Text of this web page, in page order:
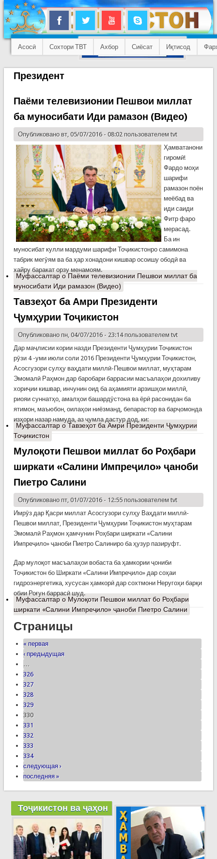
Асосӣ Сохтори ТВТ Ахбор Сиёсат Иқтисод
Президент
Паёми телевизионии Пешвои миллат
ба муносибати Иди рамазон (Видео)
Опубликовано вт, 05/07/2016 - 08:02 пользователем tvt
Ҳамватанони
гиромӣ!
Фардо моҳи
шарифи
рамазон поён
меёбад ва
иди саиди
Фитр фаро
мерасад.
Ба ин
муносибат кулли мардуми шарифи Тоҷикистонро самимона
табрик мегӯям ва ба ҳар хонадони кишвар осоишу ободӣ ва
хайру баракат орзу менамоям.
Муфассалтаро Паёми телевизионии Пешвои миллат ба
муносибати Иди рамазон (Видео)
Тавзеҳот ба Амри Президенти
Ҷумҳурии Тоҷикистон
Опубликовано пн, 04/07/2016 - 23:14 пользователем tvt
Дар маҷлисии кории назди Президенти Ҷумҳурии Тоҷикистон
рӯзи 4 -уми июли соли 2016 Президенти Ҷумҳурии Тоҷикистон,
Асосгузори сулҳу ваҳдати миллӣ-Пешвои миллат, муҳтарам
Эмомалӣ Раҳмон дар баробари баррасии масъалаҳои дохиливу
хориҷии кишвар, инчунин оид ба аҳамияти арзишҳои миллӣ,
риояи суннатҳо, амалҳои башардӯстона ва ёрӣ расонидан ба
ятимон, маъюбон, оилаҳои ниёзманд, бепарастор ва барҷомонда
изҳори назар намуда, аз ҷумла дастур дод, ки:
Муфассалтаро Тавзеҳот ба Амри Президенти Ҷумҳурии
Тоҷикистон
Мулоқоти Пешвои миллат бо Роҳбари
ширкати «Салини Импреҷило» ҷаноби
Пиетро Салини
Опубликовано пт, 01/07/2016 - 12:55 пользователем tvt
Имрӯз дар Қасри миллат Асосгузори сулҳу Ваҳдати миллӣ-
Пешвои миллат, Президенти Ҷумҳурии Тоҷикистон муҳтарам
Эмомалӣ Раҳмон ҳамчунин Роҳбари ширкати «Салини
Импреҷило» ҷаноби Пиетро Салиниро ба ҳузур пазируфт.
Дар мулоқот масъалаҳои вобаста ба ҳамкории ҷониби
Тоҷикистон бо Ширкати «Салини Импреҷило» дар соҳаи
гидроэнергетика, хусусан ҳамкорӣ дар сохтмони Неругоҳи барқи
обии Роғун баррасӣ шуд.
Муфассалтаро Мулоқоти Пешвои миллат бо Роҳбари
ширкати «Салини Импреҷило» ҷаноби Пиетро Салини
Страницы
« первая
‹ предыдущая
…
326
327
328
329
330
331
332
333
334
следующая ›
последняя »
Тоҷикистон ва ҷаҳон